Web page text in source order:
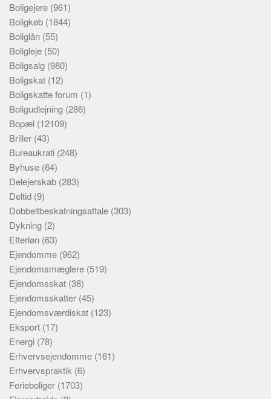
Boligejere (961)
Boligkøb (1844)
Boliglån (55)
Boligleje (50)
Boligsalg (980)
Boligskat (12)
Boligskatte forum (1)
Boligudlejning (286)
Bopæl (12109)
Briller (43)
Bureaukrati (248)
Byhuse (64)
Delejerskab (283)
Deltid (9)
Dobbeltbeskatningsaftale (303)
Dykning (2)
Efterløn (63)
Ejendomme (962)
Ejendomsmæglere (519)
Ejendomsskat (38)
Ejendomsskatter (45)
Ejendomsværdiskat (123)
Eksport (17)
Energi (78)
Erhvervsejendomme (161)
Erhvervspraktik (6)
Ferieboliger (1703)